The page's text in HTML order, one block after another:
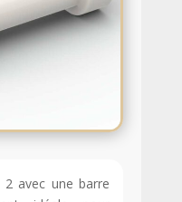
avec une barre